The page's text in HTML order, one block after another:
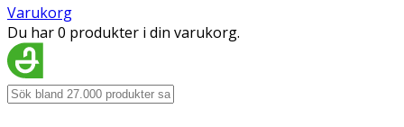
Varukorg
Du har 0 produkter i din varukorg.